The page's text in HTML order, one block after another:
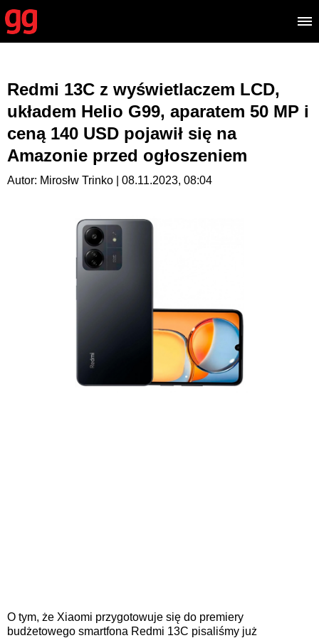
Redmi 13C z wyświetlaczem LCD,
układem Helio G99, aparatem 50 MP i
ceną 140 USD pojawił się na
Amazonie przed ogłoszeniem
Autor: Mirosłw Trinko | 08.11.2023, 08:04
O tym, że Xiaomi przygotowuje się do premiery
budżetowego smartfona Redmi 13C pisaliśmy już